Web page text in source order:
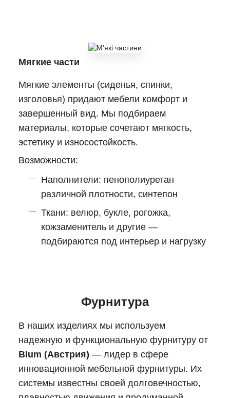
Мягкие части
Мягкие элементы (сиденья, спинки,
изголовья) придают мебели комфорт и
завершенный вид. Мы подбираем
материалы, которые сочетают мягкость,
эстетику и износостойкость.
Возможности:
Наполнители: пенополиуретан
различной плотности, синтепон
Ткани: велюр, букле, рогожка,
кожзаменитель и другие —
подбираются под интерьер и нагрузку
Фурнитура
В наших изделиях мы используем
надежную и функциональную фурнитуру от
Blum (Австрия) — лидер в сфере
инновационной мебельной фурнитуры. Их
системы известны своей долговечностью,